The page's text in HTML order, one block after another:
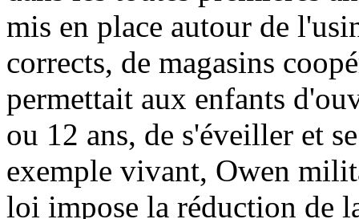
mis en place autour de
corrects, de magasins
permettait aux enfants
ou 12 ans, de s'éveiller et
exemple vivant, Owen
loi impose la réduction de